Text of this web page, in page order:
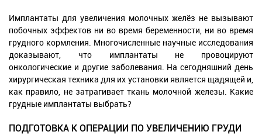
Имплантаты для увеличения молочных желёз не вызывают
побочных эффектов ни во время беременности, ни во время
грудного кормления. Многочисленные научные исследования
доказывают, что имплантаты не провоцируют
онкологические и другие заболевания. На сегодняшний день
хирургическая техника для их установки является щадящей и,
как правило, не затрагивает ткань молочной железы. Какие
грудные имплантаты выбрать?
ПОДГОТОВКА К ОПЕРАЦИИ ПО УВЕЛИЧЕНИЮ ГРУДИ